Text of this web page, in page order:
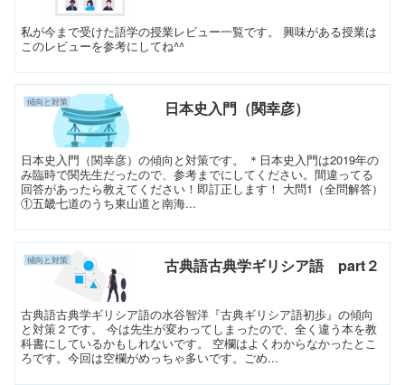
私が今まで受けた語学の授業レビュー一覧です。 興味がある授業は
このレビューを参考にしてね^^
傾向と対策 日本史入門（関幸彦）
日本史入門（関幸彦）の傾向と対策です。 ＊日本史入門は2019年の
み臨時で関先生だったので、参考までにしてください。間違ってる
回答があったら教えてください！即訂正します！ 大問1（全問解答）
①五畿七道のうち東山道と南海...
傾向と対策 古典語古典学ギリシア語 part２
古典語古典学ギリシア語の水谷智洋『古典ギリシア語初歩』の傾向
と対策２です。 今は先生が変わってしまったので、全く違う本を教
科書にしているかもしれないです。 空欄はよくわからなかったとこ
ろです。今回は空欄がめっちゃ多いです。ごめ...